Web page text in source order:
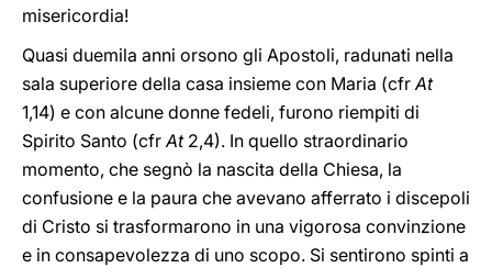
misericordia!
Quasi duemila anni orsono gli Apostoli, radunati nella
sala superiore della casa insieme con Maria (cfrAt
1,14) e con alcune donne fedeli, furono riempiti di
Spirito Santo (cfrAt2,4). In quello straordinario
momento, che segnò la nascita della Chiesa, la
confusione e la paura che avevano afferrato i discepoli
di Cristo si trasformarono in una vigorosa convinzione
e in consapevolezza di uno scopo. Si sentirono spinti a